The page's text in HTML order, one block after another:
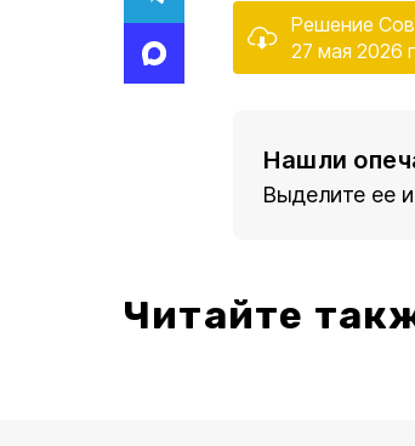
Решение
27 мая 2026
Нашли
Выделите ее
Читайте